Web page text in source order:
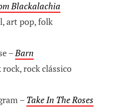
Blackalachia
art pop, folk
– Barn
rock clássico
– Take In The Roses